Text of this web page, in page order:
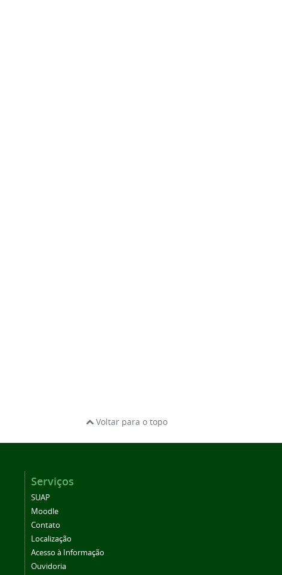
Voltar para o topo
Serviços
SUAP
Moodle
Contato
Localização
Acesso à Informação
Ouvidoria